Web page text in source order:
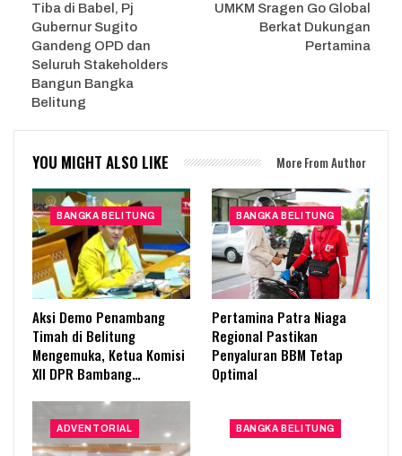
Tiba di Babel, Pj
Gubernur Sugito
Gandeng OPD dan
Seluruh Stakeholders
Bangun Bangka
Belitung
UMKM Sragen Go Global
Berkat Dukungan
Pertamina
YOU MIGHT ALSO LIKE More From Author
BANGKA BELITUNG
Aksi Demo Penambang
Timah di Belitung
Mengemuka, Ketua Komisi
XII DPR Bambang…
BANGKA BELITUNG
Pertamina Patra Niaga
Regional Pastikan
Penyaluran BBM Tetap
Optimal
ADVENTORIAL BANGKA BELITUNG